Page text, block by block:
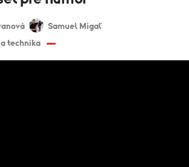
Samuel Migaľ
a technika